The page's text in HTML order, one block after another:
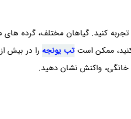
کنید. گیاهان مختلف، گرده های
ممکن استتب یونجه را در بیش
خانگی، واکنش نشان دهید.